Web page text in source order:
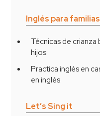
Inglés para familias
Técnicas de crianza bilingüe: consejos para tus
hijos
Practica inglés en casa: Lista de frases de rutina
en inglés
Let’s Sing it